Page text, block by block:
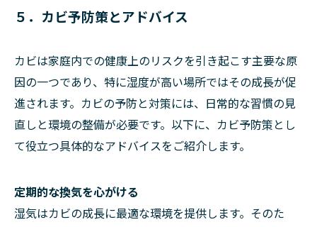
５．カビ予防策とアドバイス
カビは家庭内での健康上のリスクを引き起こす主要な原
因の一つであり、特に湿度が高い場所ではその成長が促
進されます。カビの予防と対策には、日常的な習慣の見
直しと環境の整備が必要です。以下に、カビ予防策とし
て役立つ具体的なアドバイスをご紹介します。
定期的な換気を心がける
湿気はカビの成長に最適な環境を提供します。そのた